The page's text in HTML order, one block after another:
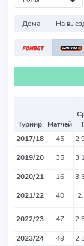
Дома На
Турнир Матчей
Т
2017/18
45
2019/20
35
2020/21
16
2021/22
40
2022/23 47
2023/24
49